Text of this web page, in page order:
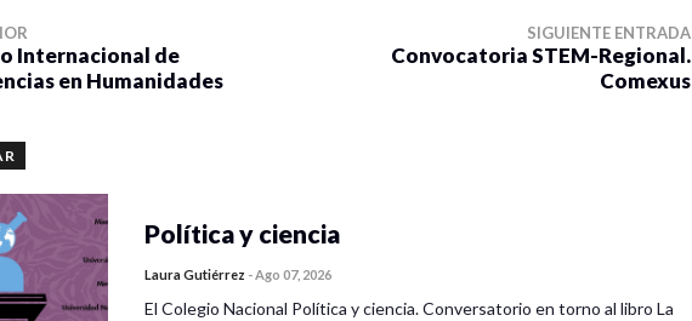
Internacional de
en Humanidades
SIGUIENTE ENTRADA
Convocatoria STEM-Regional.
Comexus
Política y ciencia
Laura Gutiérrez -Ago 07, 2026
El Colegio Nacional Política y ciencia. Conversatorio en torno al libro La